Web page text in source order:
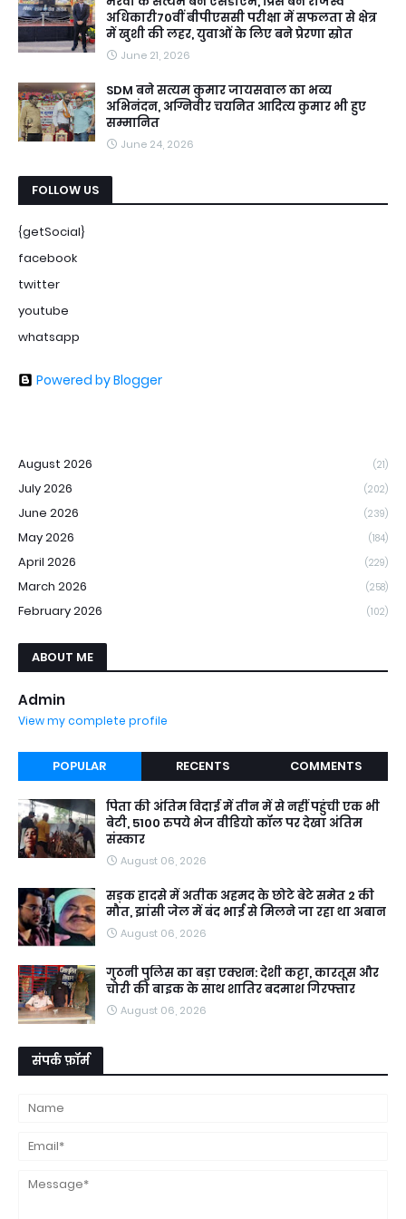
अधिकारी70वीं बीपीएससी परीक्षा में सफलता से क्षेत्र
में खुशी की लहर, युवाओं के लिए बने प्रेरणा स्रोत
June 21, 2026
SDM बने सत्यम कुमार जायसवाल का भव्य
अभिनंदन, अग्निवीर चयनित आदित्य कुमार भी हुए
सम्मानित
June 24, 2026
FOLLOW US
{getSocial}
facebook
twitter
youtube
whatsapp
Powered by Blogger
August 2026 (21)
July 2026 (202)
June 2026 (239)
May 2026 (184)
April 2026 (229)
March 2026 (258)
February 2026 (102)
ABOUT ME
Admin
View my complete profile
POPULAR RECENTS COMMENTS
पिता की अंतिम विदाई में तीन में से नहीं पहुंची एक भी
बेटी, 5100 रुपये भेज वीडियो कॉल पर देखा अंतिम
संस्कार
August 06, 2026
सड़क हादसे में अतीक अहमद के छोटे बेटे समेत 2 की
मौत, झांसी जेल में बंद भाई से मिलने जा रहा था अबान
August 06, 2026
गुठनी पुलिस का बड़ा एक्शन: देशी कट्टा, कारतूस और
चोरी की बाइक के साथ शातिर बदमाश गिरफ्तार
August 06, 2026
संपर्क फ़ॉर्म